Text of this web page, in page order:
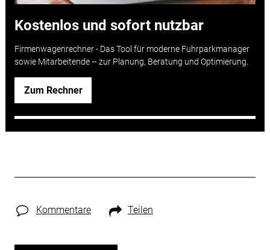
Kostenlos und sofort nutzbar
Firmenwagenrechner - Das Tool für moderne Fuhrparkmanager
sowie Mitarbeitende – zur Planung, Beratung und Optimierung.
Zum Rechner
Kommentare Teilen